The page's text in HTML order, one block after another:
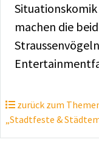
machen die
zurück zum
„Stadtfeste &